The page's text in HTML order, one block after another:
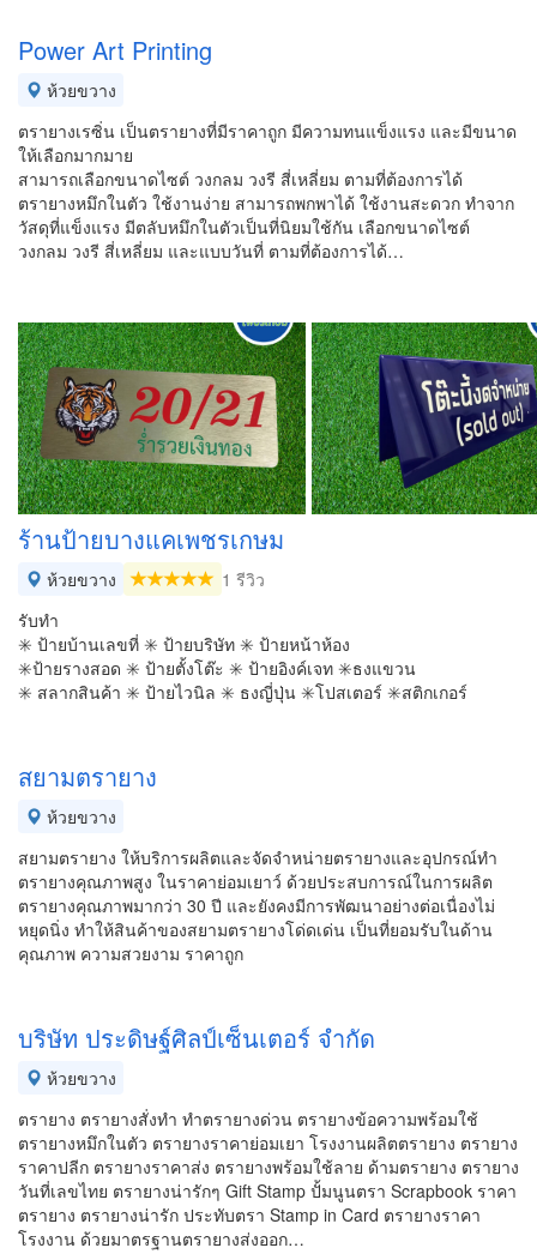
Power Art Printing
ห้วยขวาง
ตรายางเรซิ่น เป็นตรายางที่มีราคาถูก มีความทนแข็งแรง และมีขนาด
ให้เลือกมากมาย
สามารถเลือกขนาดไซต์ วงกลม วงรี สี่เหลี่ยม ตามที่ต้องการได้
ตรายางหมึกในตัว ใช้งานง่าย สามารถพกพาได้ ใช้งานสะดวก ทำจาก
วัสดุที่แข็งแรง มีตลับหมึกในตัวเป็นที่นิยมใช้กัน เลือกขนาดไซต์
วงกลม วงรี สี่เหลี่ยม และแบบวันที่ ตามที่ต้องการได้…
ร้านป้ายบางแคเพชรเกษม
ห้วยขวาง
1 รีวิว
รับทำ
✳️ ป้ายบ้านเลขที่ ✳️ ป้ายบริษัท ✳️ ป้ายหน้าห้อง
✳️ป้ายรางสอด ✳️ ป้ายตั้งโต๊ะ ✳️ ป้ายอิงค์เจท ✳️ธงแขวน
✳️ สลากสินค้า ✳️ ป้ายไวนิล ✳️ ธงญี่ปุ่น ✳️โปสเตอร์ ✳️สติกเกอร์
สยามตรายาง
ห้วยขวาง
สยามตรายาง ให้บริการผลิตและจัดจำหน่ายตรายางและอุปกรณ์ทำ
ตรายางคุณภาพสูง ในราคาย่อมเยาว์ ด้วยประสบการณ์ในการผลิต
ตรายางคุณภาพมากว่า 30 ปี และยังคงมีการพัฒนาอย่างต่อเนื่องไม่
หยุดนิ่ง ทำให้สินค้าของสยามตรายางโด่ดเด่น เป็นที่ยอมรับในด้าน
คุณภาพ ความสวยงาม ราคาถูก
บริษัท ประดิษฐ์ศิลป์เซ็นเตอร์ จำกัด
ห้วยขวาง
ตรายาง ตรายางสั่งทำ ทำตรายางด่วน ตรายางข้อความพร้อมใช้
ตรายางหมึกในตัว ตรายางราคาย่อมเยา โรงงานผลิตตรายาง ตรายาง
ราคาปลีก ตรายางราคาส่ง ตรายางพร้อมใช้ลาย ด้ามตรายาง ตรายาง
วันที่เลขไทย ตรายางน่ารักๆ Gift Stamp ปั้มนูนตรา Scrapbook ราคา
ตรายาง ตรายางน่ารัก ประทับตรา Stamp in Card ตรายางราคา
โรงงาน ด้วยมาตรฐานตรายางส่งออก…